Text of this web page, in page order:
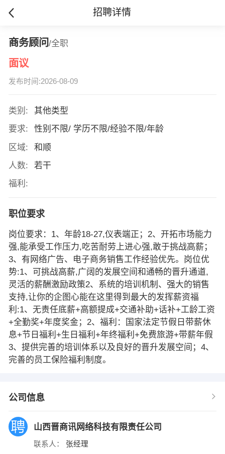
招聘详情
商务顾问/全职
面议
发布时间:2026-08-09
类别:
其他类型
要求:
性别不限/ 学历不限/经验不限/年龄
区域:
和顺
人数:
若干
福利:
职位要求
岗位要求：1、年龄18-27,仪表端正；2、开拓市场能力
强,能承受工作压力,吃苦耐劳上进心强,敢于挑战高薪；
3、有网络广告、电子商务销售工作经验优先。岗位优
势:1、可挑战高薪,广阔的发展空间和通畅的晋升通道,
灵活的薪酬激励政策2、系统的培训机制、强大的销售
支持,让你的企图心能在这里得到最大的发挥薪资福
利:1、无责任底薪+高额提成+交通补助+话补+工龄工资
+全勤奖+年度奖金；2、福利：国家法定节假日带薪休
息+节日福利+生日福利+年终福利+免费旅游+带薪年假
3、提供完善的培训体系以及良好的晋升发展空间；4、
完善的员工保险福利制度。
公司信息
山西晋商讯网络科技有限责任公司
联系人： 张经理